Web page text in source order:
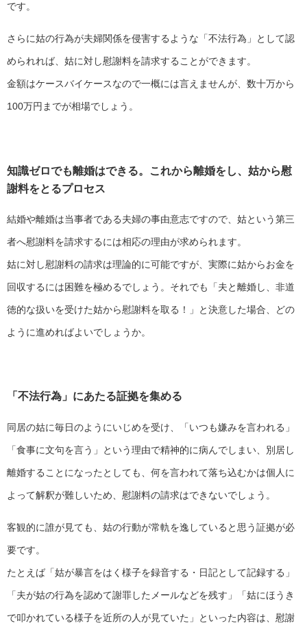
です。
さらに姑の行為が夫婦関係を侵害するような「不法行為」として認
められれば、姑に対し慰謝料を請求することができます。
金額はケースバイケースなので一概には言えませんが、数十万から
100万円までが相場でしょう。
知識ゼロでも離婚はできる。これから離婚をし、姑から慰
謝料をとるプロセス
結婚や離婚は当事者である夫婦の事由意志ですので、姑という第三
者へ慰謝料を請求するには相応の理由が求められます。
姑に対し慰謝料の請求は理論的に可能ですが、実際に姑からお金を
回収するには困難を極めるでしょう。それでも「夫と離婚し、非道
徳的な扱いを受けた姑から慰謝料を取る！」と決意した場合、どの
ように進めればよいでしょうか。
「不法行為」にあたる証拠を集める
同居の姑に毎日のようにいじめを受け、「いつも嫌みを言われる」
「食事に文句を言う」という理由で精神的に病んでしまい、別居し
離婚することになったとしても、何を言われて落ち込むかは個人に
よって解釈が難しいため、慰謝料の請求はできないでしょう。
客観的に誰が見ても、姑の行動が常軌を逸していると思う証拠が必
要です。
たとえば「姑が暴言をはく様子を録音する・日記として記録する」
「夫が姑の行為を認めて謝罪したメールなどを残す」「姑にほうき
で叩かれている様子を近所の人が見ていた」といった内容は、慰謝